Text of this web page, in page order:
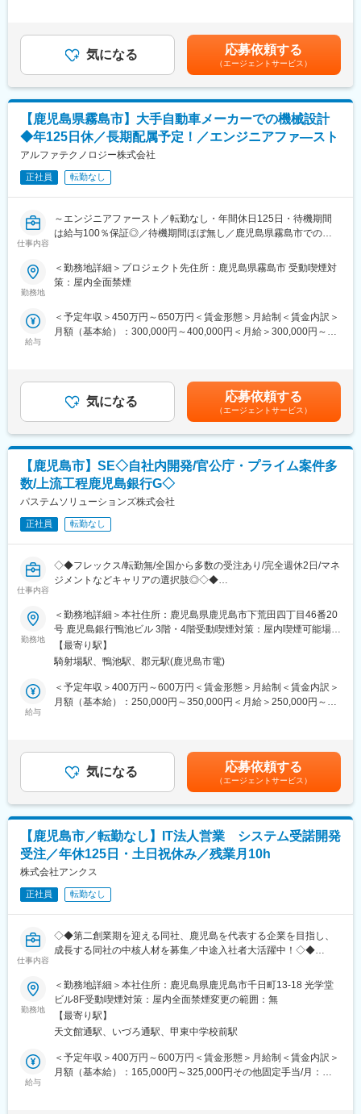
休みが取得できる環境を整えています。
◎営業・技術リーダーの密な連携
・技術、営業の各リーダークラスが密に連携し、成長できる環境
◎チームアサインを実施
・経験の浅い方が客先へ行く際は、少なくとも2名以上のチームで
◎引越費用・入社初期費用を会社が全額サポート
全額サポートさせていただいております。エンジニアの成長を第1
に考えているためサポートできる点はとことんサポートをしてい
変更の範囲：無
☆1年目から年収500万円を目指せる！
└透明な評価制度・昇格基準を設け、自身の結果が正当に給与や
役職に繋がります。営業未経験×入社後3ヶ月目で月給45万円の実
└希望者は家賃・光熱費など会社負担での共同生活も可能です
☆出張も楽しめる！
└月2回（5日～12日間）程度の全国出張は旅行気分で楽しめます
【具体的な業務内容】
・商業施設内のイベント会場にブースを設営
・2～6名のチームでブースを盛り上げ、お客様へのお声がけ・プ
・終了後、チームで1日の振り返りや改善点の共有 など
※ノルマというより「個人目標・チーム目標」を設定し、達成に向
※一人での営業ではなくチームでの営業なので未経験でも安心です
（1）会社の圧倒的実績
全国代理店売り上げランキングにて、参加代理店約100社中、同
ルの高い営業スキルを身につけることができます。
（2）教育制度の充実
社内の教育専門組織あり＋現場上長は育成に専念する環境から、
アルバイト経験のみの方がSVやマネージャーを目指せる世界で
す。
【キャリアアップ】
MGR（組織運営）やSV（専門職）を経て、将来的には社内ベンチ
ャーで「社長」を目指す道も用意されています。
変更の範囲：会社の定める業務
早いため翌月の給与には歩合が反映）■賞与：有（年2回）■昇
給：随時【年収例】490万円／入社1年目・メンバー600万円／入
社2年目・アシスタントマネージャー1100万円／入社5年目・マネ
ージャー賃金はあくまでも目安の金額であり、選考を通じて上下
する可能性があります。月給(月額)は固定手当を含めた表記です。
気になる 応募依頼する
（エージェントサービス）
【鹿児島県霧島市】大手自動車メーカーでの機械設計
◆年125日休／長期配属予定！／エンジニアファ―スト
アルファテクノロジー株式会社
正社員 転勤なし
仕事内容
～エンジニアファースト／転勤なし・年間休日125日・待機期間
は給与100％保証◎／待機期間ほぼ無し／鹿児島県霧島市での長
◇勤務地の希望やワークライフバランス、希望プロジェクトのア
■業務内容：プロジェクト例
◇担当範囲
設計、CAE、試作、試験・評価、生産準備
アッパー部全体を開発設計：ボデー設計、内装設計、シート設
計、外装設計など
※入社後はあなたのスキルに応じて業務をお任せ致します。上流工
程にもチャレンジ頂けるため、スキルアップも叶う環境です。
◇使用ツール：CATIA
■組織構成：当社からは初めてのアサインメンバーとなりますが、
順次増員予定です。現場関係者は20代~50代と幅広く活躍してお
■評価制度
・上期・下期に一回ずつ、評価面談を実施します。（定量・定
→上期・下期でできたことを自己評価＋客先の方からも同様の項
目で評価をしていただき、総合で判断します。
■当社の魅力：
◎どんなプロジェクトでも年間休日は125日
当社ではどの案件でも年間休日は125日取得できるように調整を
しています。アサイン先の企業カレンダーが124日休みだった場
◎営業・技術リーダーの密な連携
・技術、営業の各リーダークラスが密に連携し、一人ひとりの技
術者のスキルアップに役立つ開発案件を担当しています。成長で
ートします。
◎チームアサインを実施
・経験の浅い方が客先へ行く際は、少なくとも2名以上のチームで
就業します。当社の社員と客先に行くので安心です。
◎引越費用・入社初期費用を会社が全額サポート
・初期アサインが少し遠方の場合で引っ越しが必要な時も当社は
全額サポートさせていただいております。エンジニアの成長を第1
に考えているためサポートできる点はとことんサポートをしてい
勤務地
＜勤務地詳細＞プロジェクト先住所：鹿児島県霧島市 受動喫煙対
策：屋内全面禁煙
給与
＜予定年収＞450万円～650万円＜賃金形態＞月給制＜賃金内訳＞
月額（基本給）：300,000円～400,000円＜月給＞300,000円～
給：年1回■賞与：年2回（計３カ月分※業績変動）待機期間中も給
与の変動はございません。賃金はあくまでも目安の金額であり、
選考を通じて上下する可能性があります。月給(月額)は固定手当を
含めた表記です。
気になる 応募依頼する
（エージェントサービス）
【鹿児島市】SE◇自社内開発/官公庁・プライム案件多
数/上流工程鹿児島銀行G◇
パステムソリューションズ株式会社
正社員 転勤なし
仕事内容
◇◆フレックス/転勤無/全国から多数の受注あり/完全週休2日/マネ
ジメントなどキャリアの選択肢◎◇◆
■職務内容：
当社SEとして、システムの企画、設計から開発 / また導入、運
用まで幅広く担当します。
▼詳細：
・顧客（自治体・企業）との要件定義・仕様調整
・社内外メンバーとのプロジェクト推進
・システム導入・設定・テスト
上流工程・顧客折衝が中心です。
※案件の規模に合わせて、3名程度のチーム体制でプロジェクトを
動かしていくため、1人で行うことはございません。
■配属先部門：
〇第一システム部：23名程度が所属しております。
・地方公共団体向け自社開発パッケージ商品（滞納整理システ
ム）の開発、運営
・自社開発パッケージ商品（公立大学向け財務会計システム）の
設計、開発、導入、保守
・POSレジシステム、通販システムの開発・保守
〇第二システム部：9名程度が所属しております。
・NEC特約店として、地方公共団体向けの人事給与システムの導
・スマートフォンアプリ開発
■キャリアプランについて
当社は「メンバー→主任→課長代理→課長→部長代理→部長」の
実際に30代前半で主任をお任せしている方もおります。
勤務地
＜勤務地詳細＞本社住所：鹿児島県鹿児島市下荒田四丁目46番20
号 鹿児島銀行鴨池ビル 3階・4階受動喫煙対策：屋内喫煙可能場所
あり変更の範囲：無
【最寄り駅】
騎射場駅、鴨池駅、郡元駅(鹿児島市電)
給与
＜予定年収＞400万円～600万円＜賃金形態＞月給制＜賃金内訳＞
月額（基本給）：250,000円～350,000円＜月給＞250,000円～
気になる 応募依頼する
（エージェントサービス）
【鹿児島市／転勤なし】IT法人営業 システム受諾開発
受注／年休125日・土日祝休み／残業月10h
株式会社アンクス
正社員 転勤なし
仕事内容
◇◆第二創業期を迎える同社、鹿児島を代表する企業を目指し、
成長する同社の中核人材を募集／中途入社者大活躍中！◇◆
ットーに！自由闊達な職場環境・仲間とともに一緒に働ける企
業。
一般企業向け、システム開発の為のプロジェクトを受注頂きま
す。
■SES案件の受注
勤務地
＜勤務地詳細＞本社住所：鹿児島県鹿児島市千日町13-18 光学堂
ビル8F受動喫煙対策：屋内全面禁煙変更の範囲：無
【最寄り駅】
天文館通駅、いづろ通駅、甲東中学校前駅
給与
＜予定年収＞400万円～600万円＜賃金形態＞月給制＜賃金内訳＞
月額（基本給）：165,000円～325,000円その他固定手当/月：